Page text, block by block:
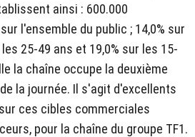
ainsi : 600.000
l'ensemble du public ; 14,0% sur
les 25-49 ans et 19,0% sur les 15-
la chaîne occupe la deuxième
la journée. Il s'agit d'excellents
ces cibles commerciales
pour la chaîne du groupe TF1.